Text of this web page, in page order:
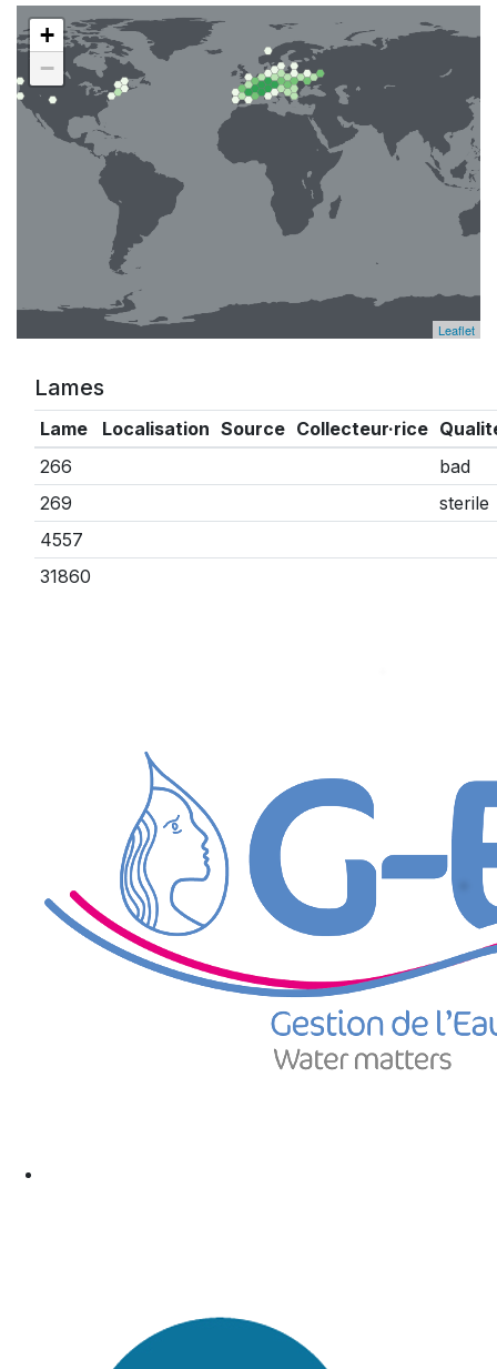
+
−
Leaflet
Lames
Lame Localisation Source Collecteur·rice
266
bad
269
sterile
4557
31860